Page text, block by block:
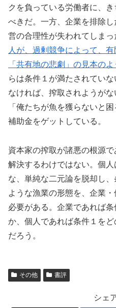
クを負っている労働者に、
べきだ。一方、企業を排除
営の合理性が失われてしまっ
人が、過剰競争によって、
「共有地の悲劇」の見本の
らは条件１が満たされてい
なければ、搾取されようがな
「俺たちが魚を獲らないと
補助金をゲットしている。
資本家の搾取が諸悪の根源
解決するわけではない。個
な、単純な二元論を脱却し
ような漁業の形態を、企業
必要がある。企業であれば
か、個人であれば条件１を
だろう。
その他 書評
シェ